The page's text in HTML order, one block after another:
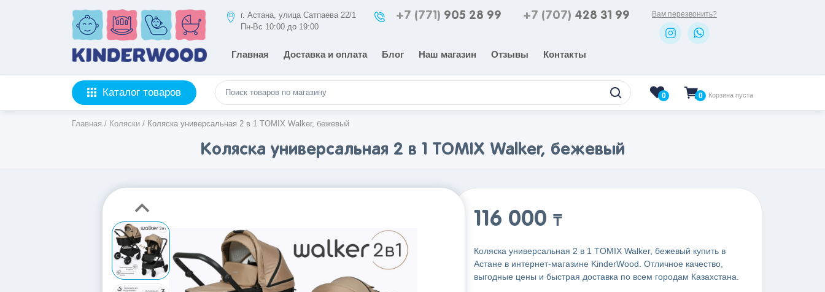
г. Астана, улица Сатпаева 22/1
Пн-Вс 10:00 до 19:00
+7 (771) 905 28 99 +7 (707) 428 31 99 Вам перезвонить?
Главная Доставка и оплата Блог Наш магазин Отзывы Контакты
Каталог товаров 0 0 Корзина пуста
Главная / Коляски / Коляска универсальная 2 в 1 TOMIX Walker, бежевый
Коляска универсальная 2 в 1 TOMIX Walker, бежевый
116 000 ₸
Коляска универсальная 2 в 1 TOMIX Walker, бежевый купить в
Астане в интернет-магазине KinderWood. Отличное качество,
выгодные цены и быстрая доставка по всем городам Казахстана.